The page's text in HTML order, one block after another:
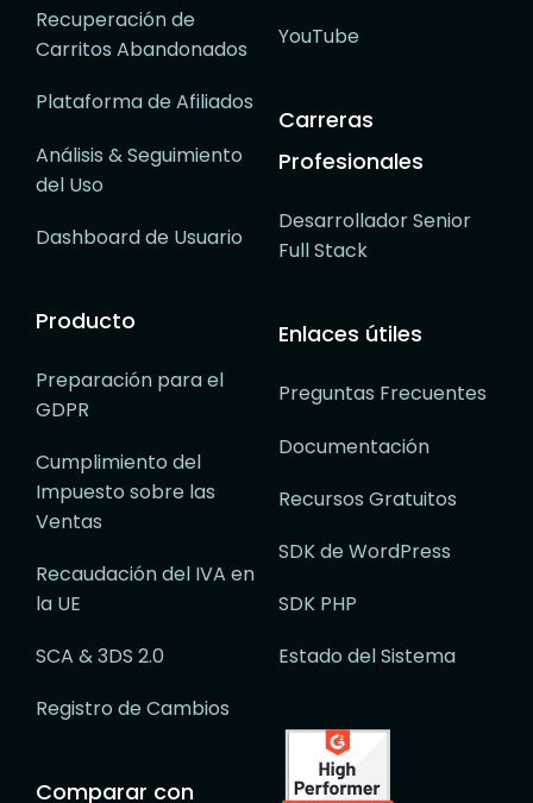
Recuperación de
Carritos Abandonados
Plataforma de Afiliados
Análisis & Seguimiento
del Uso
Dashboard de Usuario
Producto
Preparación para el
GDPR
Cumplimiento del
Impuesto sobre las
Ventas
Recaudación del IVA en
la UE
SCA & 3DS 2.0
Registro de Cambios
Comparar con
YouTube
Carreras
Profesionales
Desarrollador Senior
Full Stack
Enlaces útiles
Preguntas Frecuentes
Documentación
Recursos Gratuitos
SDK de WordPress
SDK PHP
Estado del Sistema